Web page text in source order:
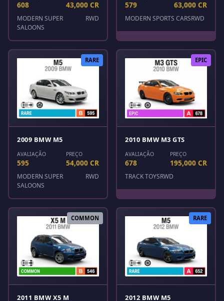
608 43,000 CR
MODERN SUPER
SALOONS
RWD
579 63,000 CR
MODERN SPORTS CARSRWD
RARE
2009 BMW M5
AVALIAÇÃO
595
PREÇO
54,000 CR
MODERN SUPER
SALOONS
RWD
EPIC
2010 BMW M3 GTS
AVALIAÇÃO
678
PREÇO
195,000 CR
TRACK TOYSRWD
COMMON
2011 BMW X5 M
RARE
2012 BMW M5